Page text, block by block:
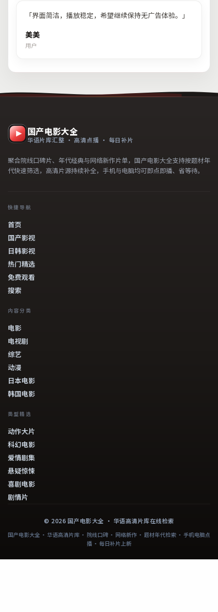
「界面简洁，播放稳定，希望继续保持无广告体验。 」
美美
用户
国产电影大全
华语片库汇整 · 高清点播 · 每日补片
聚合院线口碑片、年代经典与网络新作片单，国产电影大全支持按题材年
代快速筛选，高清片源持续补全，手机与电脑均可即点即播、省等待。
快捷导航
首页
国产影视
日韩影视
热门精选
免费观看
搜索
内容分类
电影
电视剧
综艺
动漫
日本电影
韩国电影
类型精选
动作大片
科幻电影
爱情剧集
悬疑惊悚
喜剧电影
剧情片
© 2026 国产电影大全 · 华语高清片库在线检索
国产电影大全 · 华语高清片库 · 院线口碑 · 网络新作 · 题材年代检索 · 手机电脑点
播 · 每日补片上新